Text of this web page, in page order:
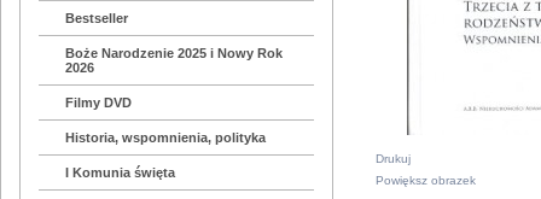
Bestseller
Boże Narodzenie 2025 i Nowy Rok
2026
Filmy DVD
Historia, wspomnienia, polityka
I Komunia święta
Drukuj
Powiększ obrazek